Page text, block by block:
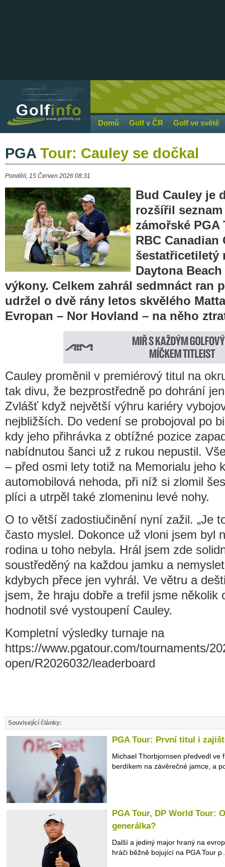
Domů Golf v ČR Golf ve světě
PGA Tour: Cauley se dočkal
Pondělí, 15 Červen 2026 08:31
Bud Cauley je
rozšířil
zámořské PGA
RBC Canadian
šestatřicetiletý
Daytona
výkony. Celkem zahrál sedmnáct ran
udržel o dvě rány letos skvělého
Evropan – Nor Hovland – na něho
Cauley proměnil v premiérový titul na
tak divu, že bezprostředně po dohrání
Zvlášť když největší výhru kariéry
nejbližších. Do vedení se probojoval po
kdy jeho přihrávka z obtížné pozice
nabídnutou šanci už z rukou nepustil.
– před osmi lety totiž na Memorialu jeho
automobilová nehoda, při níž si zlomil
plíci a utrpěl také zlomeninu levé nohy.
O to větší zadostiučinění nyní zažil. „Je
často myslel. Dokonce už vloni jsem byl
rodina u toho nebyla. Hrál jsem zde
soustředěný na každou jamku a
kdybych přece jen vyhrál. Ve větru a
jsem, že hraju dobře a trefil jsme několik
hodnotil své vystoupení Cauley.
Kompletní výsledky turnaje na
https://www.pgatour.com/tournaments/
open/R2026032/leaderboard
Související články:
PGA Tour: První titul i
Michael Thorbjornsen předvedl ve
berdíkem na závěrečné jamce, a
PGA Tour, DP World Tour:
generálka?
Další a jediný major hraný na
hráči běžně bojující na PGA Tour